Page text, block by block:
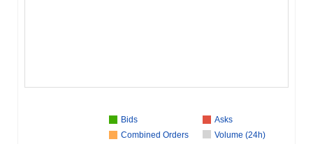
Bids
Asks
Combined Orders
Volume (24h)